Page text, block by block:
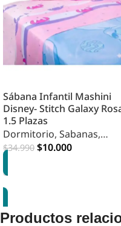
Sábana Infantil Mashini
Disney- Stitch Galaxy
1.5 Plazas
Dormitorio, Sabanas,
Infantil
$34.990 $10.000
Productos